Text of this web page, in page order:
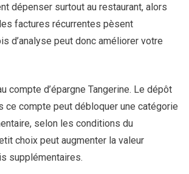
dépenser surtout au restaurant, alors
factures récurrentes pèsent
d’analyse peut donc améliorer votre
compte d’épargne Tangerine. Le dépôt
ce compte peut débloquer une catégorie
selon les conditions du
choix peut augmenter la valeur
supplémentaires.